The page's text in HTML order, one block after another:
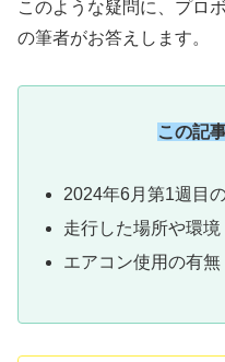
このような疑問に、プロ
の筆者がお答えします。
この記
2024年6月第1週目
走行した場所や環境
エアコン使用の有無